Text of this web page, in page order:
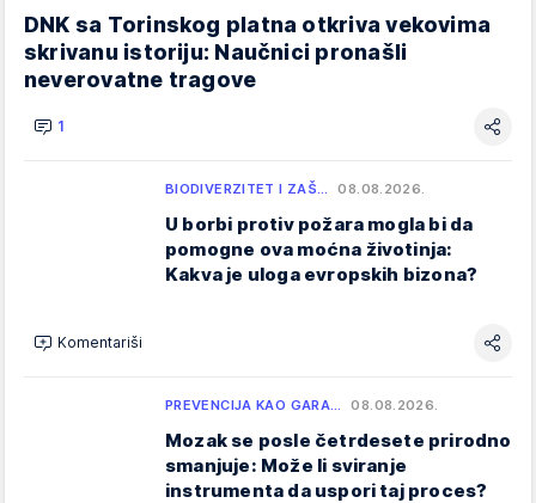
DNK sa Torinskog platna otkriva vekovima
skrivanu istoriju: Naučnici pronašli
neverovatne tragove
1
BIODIVERZITET I ZAŠ… 08.08.2026.
U borbi protiv požara mogla bi da
pomogne ova moćna životinja:
Kakva je uloga evropskih bizona?
Komentariši
PREVENCIJA KAO GARA… 08.08.2026.
Mozak se posle četrdesete prirodno
smanjuje: Može li sviranje
instrumenta da uspori taj proces?